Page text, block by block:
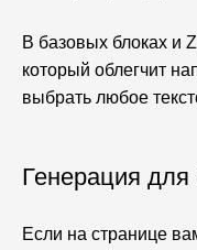
В базовых блоках и
который облегчит
выбрать любое
Генерация для
Если на странице